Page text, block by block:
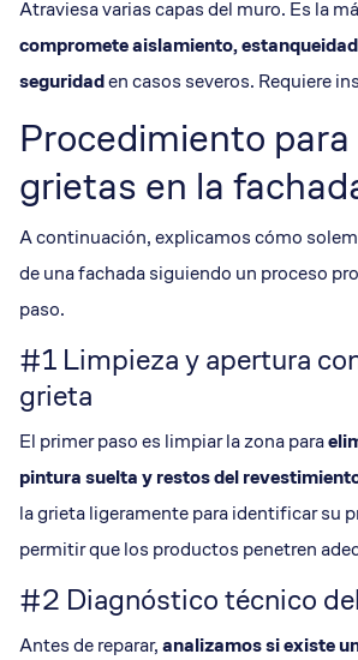
Atraviesa varias capas del muro. Es la
compromete aislamiento,
seguridaden casos severos. Requiere
Procedimiento
grietas en la
A continuación, explicamos cómo
de una fachada siguiendo un proceso
paso.
#1 Limpieza y apertura
grieta
El primer paso es limpiar la zona para
pintura suelta y restos del
la grieta ligeramente para identificar su
permitir que los productos penetren
#2 Diagnóstico técnico
Antes de reparar,analizamos si existe